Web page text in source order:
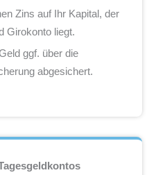
Zins auf Ihr Kapital, der
Girokonto liegt.
ggf. über die
abgesichert.